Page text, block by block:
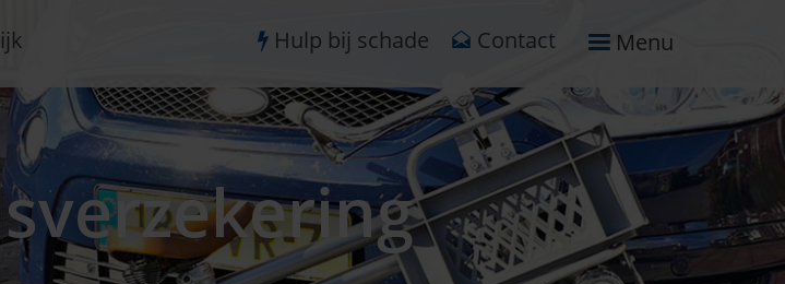
Hulp bij schade Contact Menu